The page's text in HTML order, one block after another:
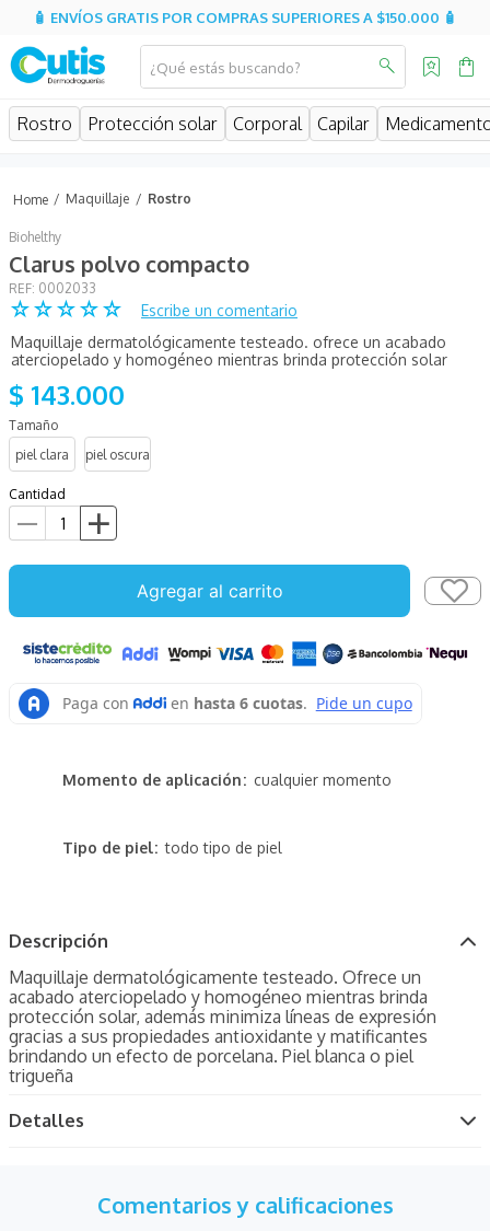
🧴 ENVÍOS GRATIS POR COMPRAS SUPERIORES A $150.000 🧴
¿Qué estás buscando?
Rostro Protección solar Corporal Capilar
Maquillaje Rostro
Biohelthy
Clarus polvo compacto
: 0002033
☆☆☆☆☆
Escribe un comentario
Maquillaje dermatológicamente testeado. ofrece un acabado
aterciopelado y homogéneo mientras brinda protección solar
$ 143.000
piel clara piel oscura
Cantidad
Agregar al carrito
Tipo de piel todo tipo de piel
Momento de aplicación cualquier momento
Descripción
Maquillaje dermatológicamente testeado. Ofrece un
acabado aterciopelado y homogéneo mientras brinda
protección solar, además minimiza líneas de expresión
gracias a sus propiedades antioxidante y matificantes
brindando un efecto de porcelana. Piel blanca o piel
trigueña
Detalles
Comentarios y calificaciones
MÁS BUSCADOS
posay